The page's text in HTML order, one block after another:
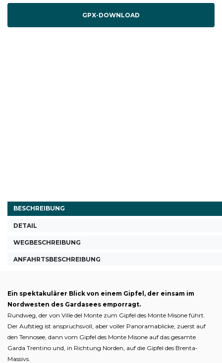
GPX-DOWNLOAD
BESCHREIBUNG
DETAIL
WEGBESCHREIBUNG
ANFAHRTSBESCHREIBUNG
Ein spektakulärer Blick von einem Gipfel, der einsam im
Nordwesten des Gardasees emporragt.
Rundweg, der von Ville del Monte zum Gipfel des Monte Misone führt.
Der Aufstieg ist anspruchsvoll, aber voller Panoramablicke, zuerst auf
den Tennosee, dann vom Gipfel des Monte Misone auf das gesamte
Garda Trentino und, in Richtung Norden, auf die Gipfel des Brenta-
Massivs.